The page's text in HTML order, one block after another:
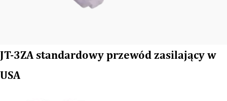
JT-3ZA standardowy przewód zasilający w
USA